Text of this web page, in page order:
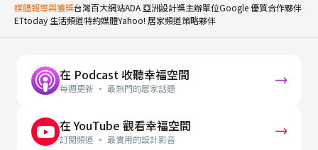
媒體報導與獲獎台灣百大網站ADA 亞洲設計獎主辦單位Google 優質合作夥伴
ETtoday 生活頻道特約媒體Yahoo! 居家頻道策略夥伴
在 Podcast 收聽幸福空間
每週更新 · 最熱門的居家話題
在 YouTube 觀看幸福空間
訂閱頻道 · 最實用的設計影音